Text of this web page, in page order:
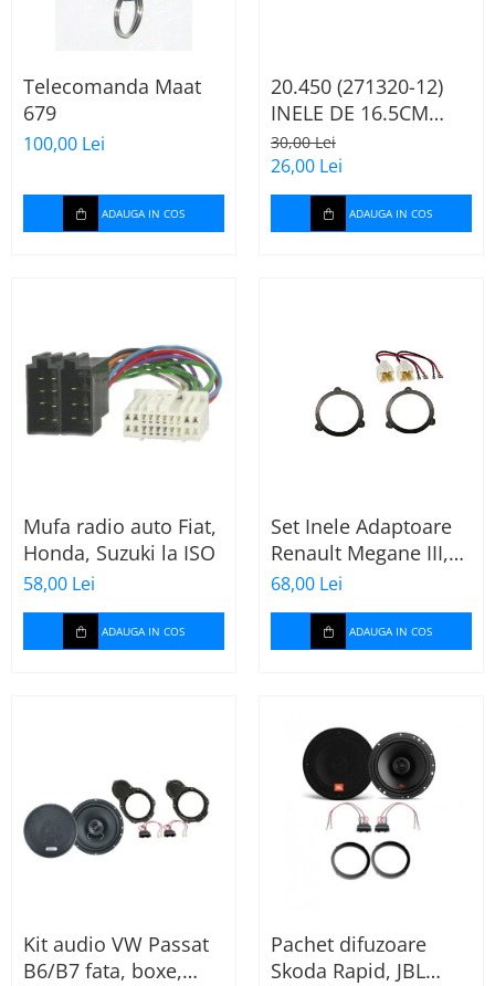
Telecomanda Maat
679
100,00 Lei
ADAUGA IN COS
20.450 (271320-12)
INELE DE 16.5CM
AUDI A2, 2000-2005
30,00 Lei
26,00 Lei
ADAUGA IN COS
Mufa radio auto Fiat,
Honda, Suzuki la ISO
58,00 Lei
ADAUGA IN COS
Set Inele Adaptoare
Renault Megane III,
Dacia + Adaptor
conector difuzor
68,00 Lei
ADAUGA IN COS
Kit audio VW Passat
B6/B7 fata, boxe,
Pachet difuzoare
Skoda Rapid, JBL